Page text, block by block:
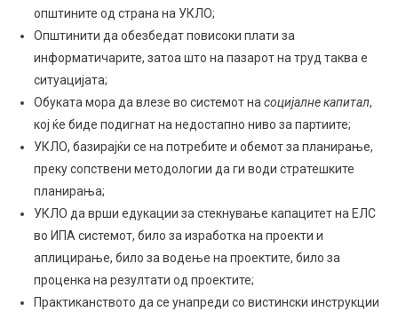
општините од страна на УКЛО;
Општинити да обезбедат повисоки плати за
информатичарите, затоа што на пазарот на труд таква е
ситуацијата;
Обуката мора да влезе во системот насоцијалне капитал,
кој ќе биде подигнат на недостапно ниво за партиите;
УКЛО, базирајќи се на потребите и обемот за планирање,
преку сопствени методологии да ги води стратешките
планирања;
УКЛО да врши едукации за стекнување капацитет на ЕЛС
во ИПА системот, било за изработка на проекти и
аплицирање, било за водење на проектите, било за
проценка на резултати од проектите;
Практиканството да се унапреди со вистински инструкции